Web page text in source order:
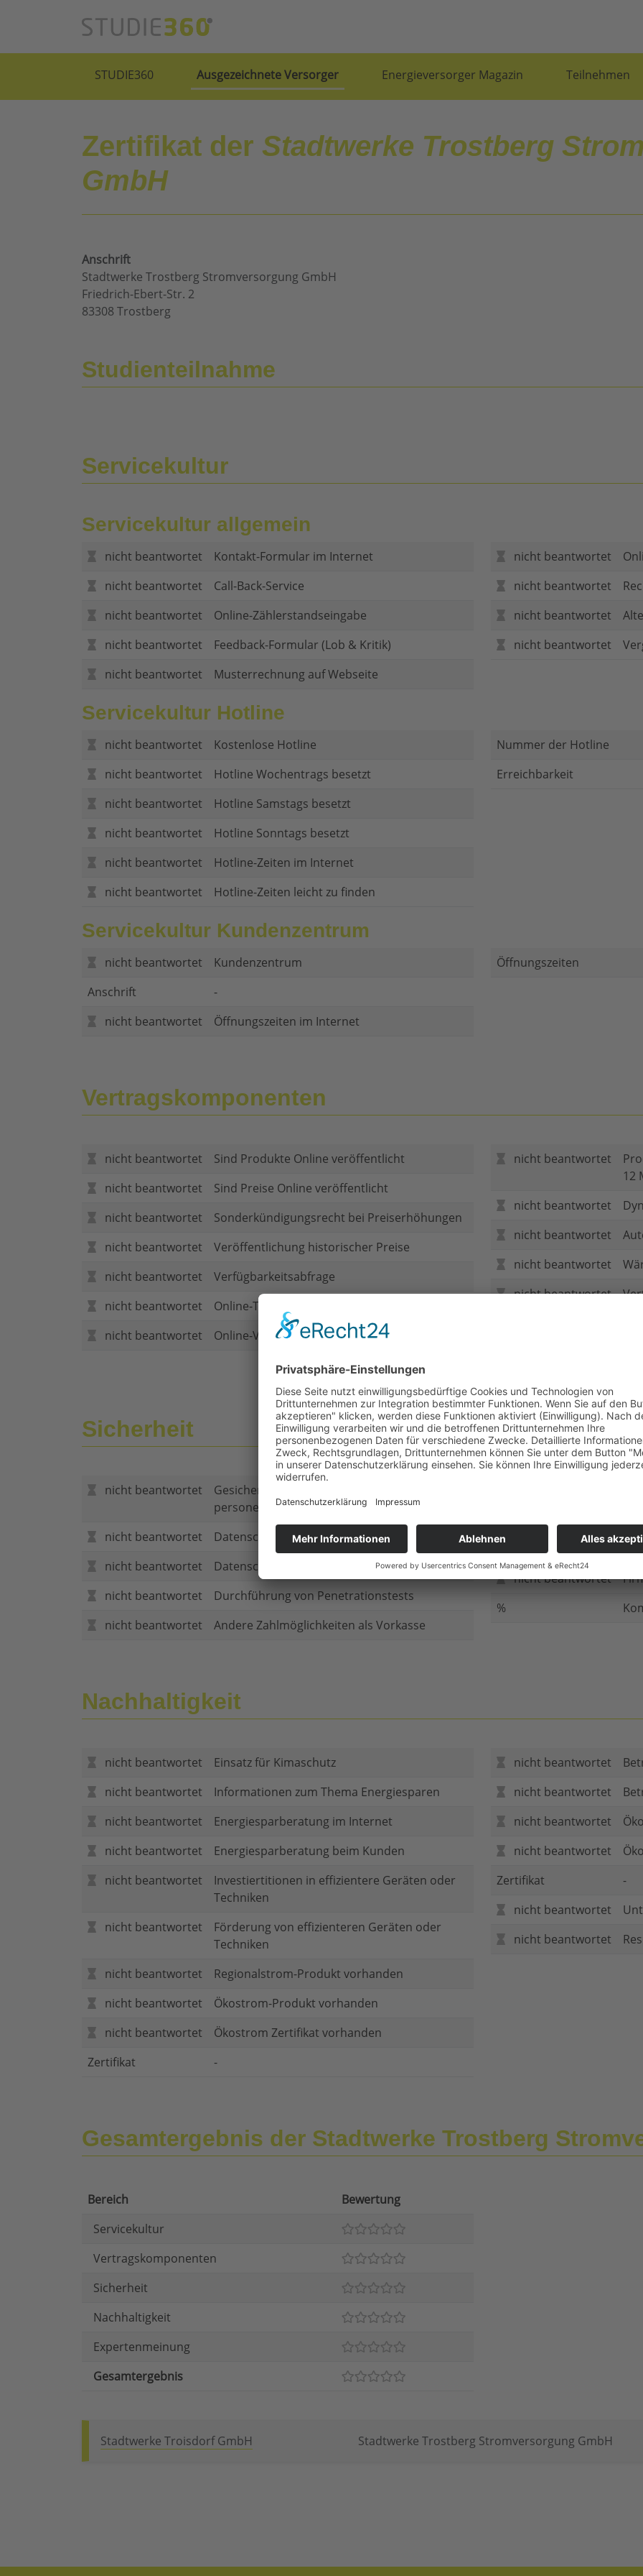
STUDIE360 Ausgezeichnete Versorger Energieversorger Magazin Teilnehmen
Zertifikat der Stadtwerke Trostberg
GmbH
Anschrift
Stadtwerke Trostberg Stromversorgung GmbH
Friedrich-Ebert-Str. 2
83308 Trostberg
Studienteilnahme
Servicekultur
Servicekultur allgemein
nicht beantwortet
Kontakt-Formular im Internet
nicht beantwortet
Call-Back-Service
nicht beantwortet
Online-Zählerstandseingabe
nicht beantwortet
Feedback-Formular (Lob & Kritik)
nicht beantwortet
Musterrechnung auf Webseite
nicht beantwortet
nicht beantwortet
nicht beantwortet
nicht beantwortet
Servicekultur Hotline
nicht beantwortet
Kostenlose Hotline
nicht beantwortet
Hotline Wochentrags besetzt
nicht beantwortet
Hotline Samstags besetzt
nicht beantwortet
Hotline Sonntags besetzt
nicht beantwortet
Hotline-Zeiten im Internet
nicht beantwortet
Hotline-Zeiten leicht zu finden
Nummer der Hotline
Erreichbarkeit
Servicekultur Kundenzentrum
nicht beantwortet
Kundenzentrum
Anschrift
-
nicht beantwortet
Öffnungszeiten im Internet
Öffnungszeiten
Vertragskomponenten
nicht beantwortet
Sind Produkte Online veröffentlicht
nicht beantwortet
Sind Preise Online veröffentlicht
nicht beantwortet
Sonderkündigungsrecht bei Preiserhöhungen
nicht beantwortet
Veröffentlichung historischer Preise
nicht beantwortet
Verfügbarkeitsabfrage
nicht beantwortet
Online-Tarifrechner
nicht beantwortet
Online-Vertragsabschluss
nicht beantwortet
12
nicht beantwortet
nicht beantwortet
nicht beantwortet
nicht beantwortet
Sicherheit
nicht beantwortet
Gesicherte Verbindung bei
personenbezogenen Daten
nicht beantwortet
Datenschutzerklärung
nicht beantwortet
Datenschutzerklärung im Internet
nicht beantwortet
Durchführung von Penetrationstests
nicht beantwortet
Andere Zahlmöglichkeiten als Vorkasse
nicht beantwortet
nicht beantwortet
%
Nachhaltigkeit
nicht beantwortet
Einsatz für Kimaschutz
nicht beantwortet
Informationen zum Thema Energiesparen
nicht beantwortet
Energiesparberatung im Internet
nicht beantwortet
Energiesparberatung beim Kunden
nicht beantwortet
Investiertitionen in effizientere Geräten oder
Techniken
nicht beantwortet
Förderung von effizienteren Geräten oder
Techniken
nicht beantwortet
Regionalstrom-Produkt vorhanden
nicht beantwortet
Ökostrom-Produkt vorhanden
nicht beantwortet
Ökostrom Zertifikat vorhanden
Zertifikat
-
nicht beantwortet
nicht beantwortet
nicht beantwortet
nicht beantwortet
Zertifikat
-
nicht beantwortet
nicht beantwortet
Gesamtergebnis der Stadtwerke Trostberg
Bereich
Bewertung
Servicekultur
Vertragskomponenten
Sicherheit
Nachhaltigkeit
Expertenmeinung
Gesamtergebnis
Stadtwerke Troisdorf GmbH Stadtwerke Trostberg Stromversorgung GmbH